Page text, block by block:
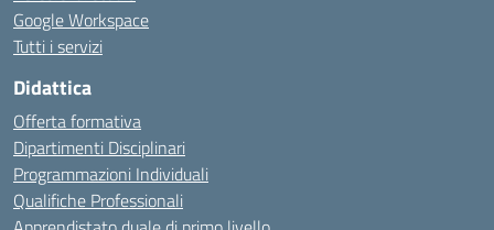
Google Workspace
Tutti i servizi
Didattica
Offerta formativa
Dipartimenti Disciplinari
Programmazioni Individuali
Qualifiche Professionali